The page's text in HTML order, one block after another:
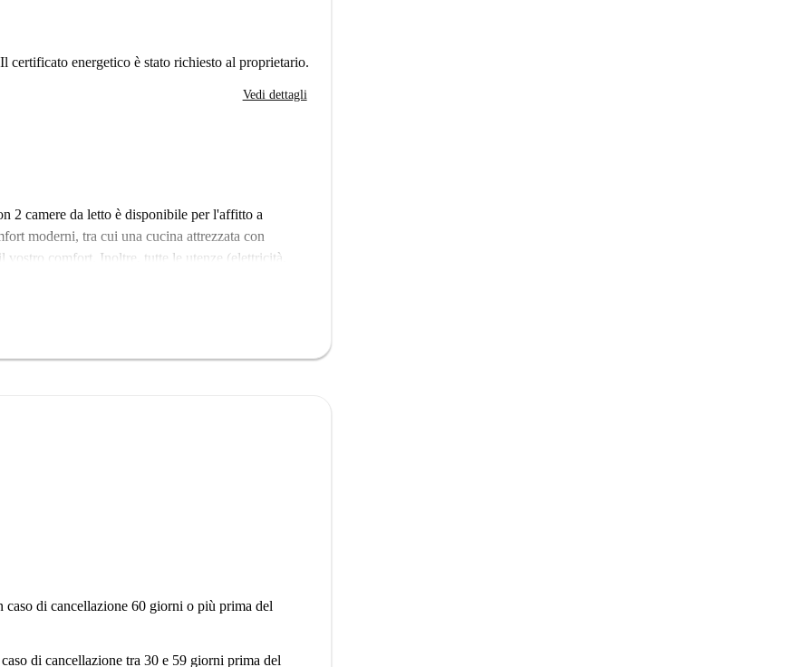
Il certificato energetico è stato richiesto al proprietario.
Vedi dettagli
2 camere da letto è disponibile per l'affitto a
moderni, tra cui una cucina attrezzata con
comfort. Inoltre, tutte le utenze (elettricità,
senza pensieri.
interesse nelle vicinanze. L'immobile si trova a
Guide Old Street, oltre ad altre attrazioni degne
caso di cancellazione 60 giorni o più prima del
di cancellazione tra 30 e 59 giorni prima del